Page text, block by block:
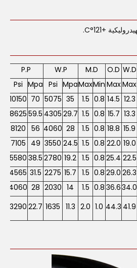
W.D
O.D
M.D
W.P
P.P
Max
Max
Min
Max
Mpa
Psi
Mpa
Psi
12.3
14.5
0.8
1.5
35
5075
70
10150
13.3
15.7
0.8
1.5
29.7
4305
59.5
8625
15.9
18.8
0.8
1.5
28
4060
56
8120
19.0
22.0
0.8
1.5
24.5
3550
49
7105
22.5
25.4
0.8
1.5
19.2
2780
38.5
5580
26.3
29.0
0.8
1.5
15.7
2275
31.5
4565
34.0
36.6
0.8
1.5
14
2030
28
4060
41.9
44.3
1.0
2.0
11.3
1635
22.7
3290